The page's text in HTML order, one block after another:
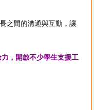
之間的溝通與互動，讓
力，開啟不少學生支援工